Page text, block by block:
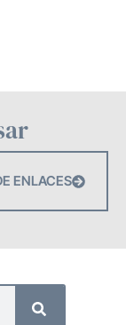
ENLACES